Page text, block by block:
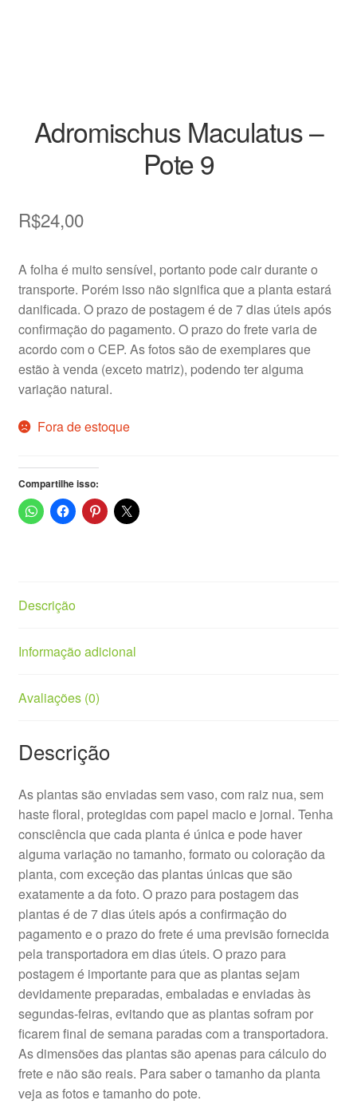
Kits
Miniaturas
Perguntas frequentes
Placas de Identificação
Raras
Vasos
Adromischus Maculatus –
Pote 9
R$24,00
A folha é muito sensível, portanto pode cair durante o
transporte. Porém isso não significa que a planta estará
danificada. O prazo de postagem é de 7 dias úteis após
confirmação do pagamento. O prazo do frete varia de
acordo com o CEP. As fotos são de exemplares que
estão à venda (exceto matriz), podendo ter alguma
variação natural.
Fora de estoque
Compartilhe isso:
Descrição
Informação adicional
Avaliações (0)
Descrição
As plantas são enviadas sem vaso, com raiz nua, sem
haste floral, protegidas com papel macio e jornal. Tenha
consciência que cada planta é única e pode haver
alguma variação no tamanho, formato ou coloração da
planta, com exceção das plantas únicas que são
exatamente a da foto. O prazo para postagem das
plantas é de 7 dias úteis após a confirmação do
pagamento e o prazo do frete é uma previsão fornecida
pela transportadora em dias úteis. O prazo para
postagem é importante para que as plantas sejam
devidamente preparadas, embaladas e enviadas às
segundas-feiras, evitando que as plantas sofram por
ficarem final de semana paradas com a transportadora.
As dimensões das plantas são apenas para cálculo do
frete e não são reais. Para saber o tamanho da planta
veja as fotos e tamanho do pote.